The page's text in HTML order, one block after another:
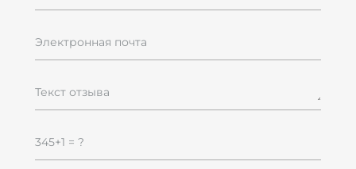
Электронная почта
Текст отзыва
345+1 = ?